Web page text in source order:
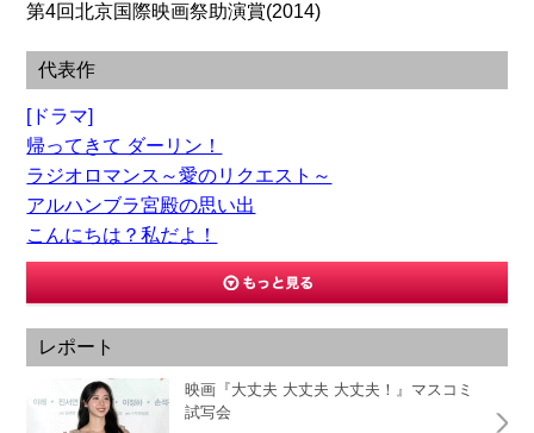
第4回北京国際映画祭助演賞(2014)
代表作
[ドラマ]
帰ってきて ダーリン！
ラジオロマンス～愛のリクエスト～
アルハンブラ宮殿の思い出
こんにちは？私だよ！
レポート
映画『大丈夫 大丈夫 大丈夫！』マスコミ
試写会